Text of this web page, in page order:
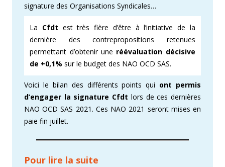
signature des Organisations Syndicales…
La Cfdt est très fière d’être à l’initiative de la
dernière des contrepropositions retenues
permettant d’obtenir une réévaluation décisive
de +0,1% sur le budget des NAO OCD SAS.
Voici le bilan des différents points qui ont permis
d’engager la signature Cfdt lors de ces dernières
NAO OCD SAS 2021. Ces NAO 2021 seront mises en
paie fin juillet.
Pour lire la suite